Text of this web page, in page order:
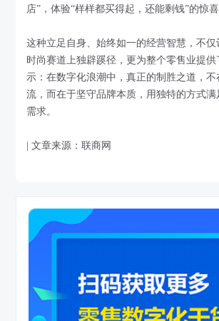
店”，体验“样样都买得起，还能剩钱”的惊喜
这种立足自身、始终如一的经营智慧，不
时尚赛道上独辟蹊径，更为整个零售业提供
示：在数字化浪潮中，真正的制胜之道，不
流，而在于坚守品牌本质，用独特的方式
需求。
| 文章来源：联商网